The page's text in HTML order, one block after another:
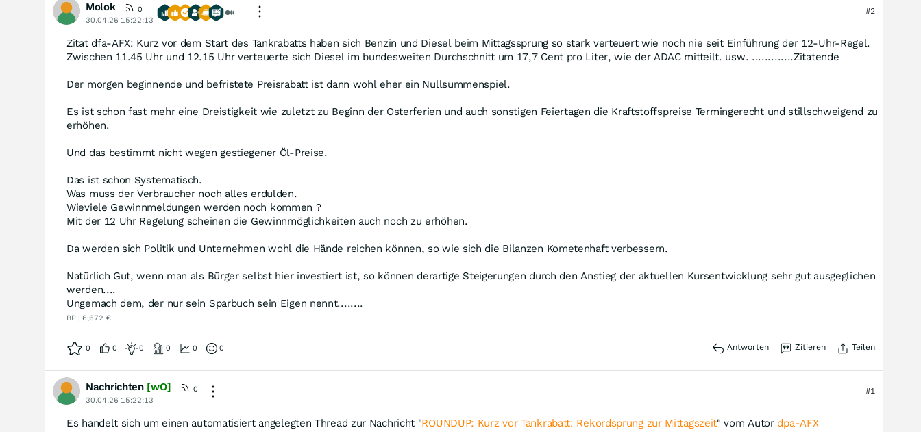
Molok
0
30.04.26 15:22:13
#2
Zitat dfa-AFX: Kurz vor dem Start des Tankrabatts haben sich Benzin und Diesel beim Mittagssprung so stark verteuert wie noch nie seit Einführung der 12-Uhr-Regel.
Zwischen 11.45 Uhr und 12.15 Uhr verteuerte sich Diesel im bundesweiten Durchschnitt um 17,7 Cent pro Liter, wie der ADAC mitteilt. usw. .............Zitatende
Der morgen beginnende und befristete Preisrabatt ist dann wohl eher ein Nullsummenspiel.
Es ist schon fast mehr eine Dreistigkeit wie zuletzt zu Beginn der Osterferien und auch sonstigen Feiertagen die Kraftstoffspreise Termingerecht und stillschweigend zu
erhöhen.
Und das bestimmt nicht wegen gestiegener Öl-Preise.
Das ist schon Systematisch.
Was muss der Verbraucher noch alles erdulden.
Wieviele Gewinnmeldungen werden noch kommen ?
Mit der 12 Uhr Regelung scheinen die Gewinnmöglichkeiten auch noch zu erhöhen.
Da werden sich Politik und Unternehmen wohl die Hände reichen können, so wie sich die Bilanzen Kometenhaft verbessern.
Natürlich Gut, wenn man als Bürger selbst hier investiert ist, so können derartige Steigerungen durch den Anstieg der aktuellen Kursentwicklung sehr gut ausgeglichen
werden....
Ungemach dem, der nur sein Sparbuch sein Eigen nennt........
BP | 6,672 €
0 0 0 0 0 0 Antworten Zitieren Teilen
Nachrichten[wO]
0
30.04.26 15:22:13
#1
Es handelt sich um einen automatisiert angelegten Thread zur Nachricht "ROUNDUP: Kurz vor Tankrabatt: Rekordsprung zur Mittagszeit" vom Autor dpa-AFX